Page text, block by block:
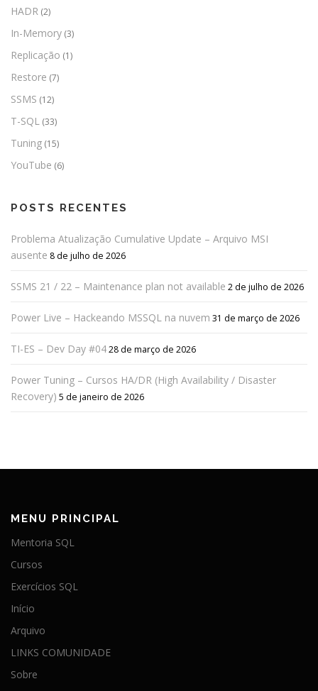
HADR (2)
In-Memory (3)
Replicação (1)
Restore (7)
SSMS (12)
T-SQL (33)
Tuning (15)
YouTube (6)
POSTS RECENTES
Problema Atualização Cumulative Update – Arquivo MSI
ausente 8 de julho de 2026
SSMS 21 / 22 – Maintenance plan not available 2 de julho de 2026
Power Live – Hackeando MSSQL na nuvem 31 de março de 2026
TI-ES – Dev Day #0428 de março de 2026
Power Tuning – Cursos HA/DR (High Availability / Disaster
Recovery) 5 de janeiro de 2026
MENU PRINCIPAL
Mentoria SQL
Cursos
Exercícios SQL
Início
Arquivo
LINKS COMUNIDADE
Sobre